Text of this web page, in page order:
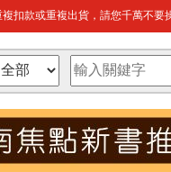
扣款或重複出貨，請您千萬不要